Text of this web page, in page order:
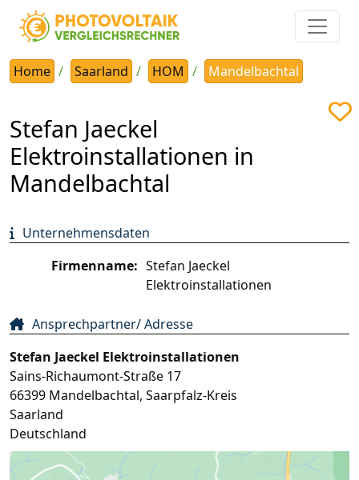
Home Saarland HOM Mandelbachtal
Stefan Jaeckel
Elektroinstallationen in
Mandelbachtal
Unternehmensdaten
Firmenname: Stefan Jaeckel
Elektroinstallationen
Ansprechpartner/ Adresse
Stefan Jaeckel Elektroinstallationen
Sains-Richaumont-Straße 17
66399 Mandelbachtal, Saarpfalz-Kreis
Saarland
Deutschland